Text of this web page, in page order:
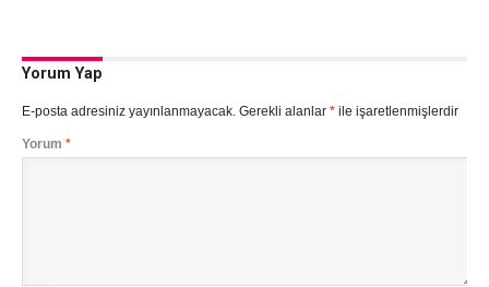
Yorum Yap
E-posta adresiniz yayınlanmayacak. Gerekli alanlar *ile işaretlenmişlerdir
Yorum *